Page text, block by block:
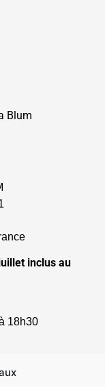
inclus au
14h à 19h
18h30
HT
général des
Blum